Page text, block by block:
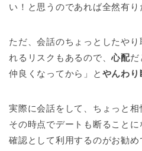
い！と思うのであれば全然有り
ただ、会話のちょっとしたや
れるリスクもあるので、心配だ
仲良くなってから」と やんわり
実際に会話をして、ちょっと相
その時点でデートも断ること
確認として利用するのがお勧め